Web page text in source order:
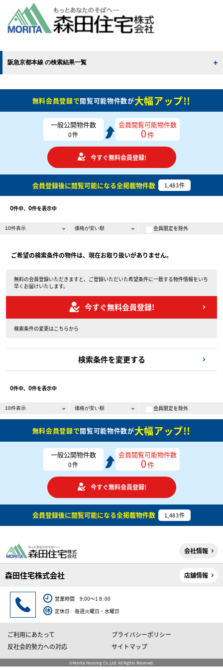
阪急京都本線 の検索結果一覧
無料会員登録で閲覧可能物件数が大幅アップ!!
一般公開物件数
0件
会員閲覧可能物件数
0件
今すぐ無料会員登録!
会員登録後に閲覧可能になる全掲載物件数 1,483件
0件中、 0件を表示中
会員限定を除外
ご希望の検索条件の物件は、現在お取り扱いがありません。
無料の会員登録いただきますと、ご登録いただいた希望条件に一致する物件情報をいち
早くお届けいたします。
今すぐ無料会員登録!
検索条件の変更はこちらから
検索条件を変更する
0件中、 0件を表示中
会員限定を除外
無料会員登録で閲覧可能物件数が大幅アップ!!
一般公開物件数
0件
会員閲覧可能物件数
0件
今すぐ無料会員登録!
会員登録後に閲覧可能になる全掲載物件数 1,483件
会社情報
森田住宅株式会社 店舗情報
営業時間 9:00～1８:00
定休日 毎週火曜日・水曜日
ご利用にあたって
プライバシーポリシー
反社会的勢力への対応
サイトマップ
©Morita Housing Co.,Ltd. All Rights Reserved.